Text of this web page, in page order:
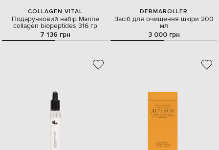
COLLAGEN VITAL
Подарунковий набір Marine
collagen biopeptides 316 гр
7 136 грн
DERMAROLLER
Засіб для очищення шкіри 200
мл
3 000 грн